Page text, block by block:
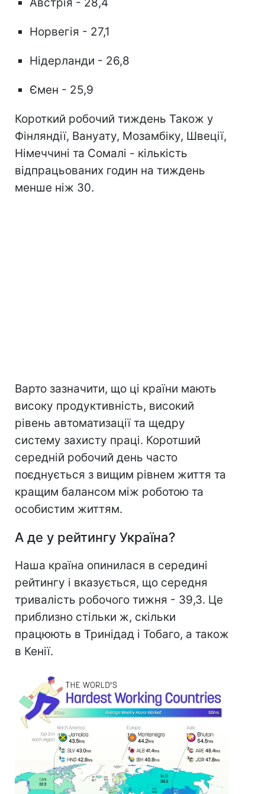
Австрія - 28,4
Норвегія - 27,1
Нідерланди - 26,8
Ємен - 25,9
Короткий робочий тиждень Також у
Фінляндії, Вануату, Мозамбіку, Швеції,
Німеччині та Сомалі - кількість
відпрацьованих годин на тиждень
менше ніж 30.
Варто зазначити, що ці країни мають
високу продуктивність, високий
рівень автоматизації та щедру
систему захисту праці. Коротший
середній робочий день часто
поєднується з вищим рівнем життя та
кращим балансом між роботою та
особистим життям.
А де у рейтингу Україна?
Наша країна опинилася в середині
рейтингу і вказується, що середня
тривалість робочого тижня - 39,3. Це
приблизно стільки ж, скільки
працюють в Тринідад і Тобаго, а також
в Кенії.